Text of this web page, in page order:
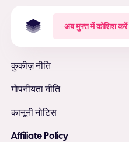
अब मुफ्त में कोशिश करें
कुकीज़ नीति
गोपनीयता नीति
कानूनी नोटिस
Affiliate Policy